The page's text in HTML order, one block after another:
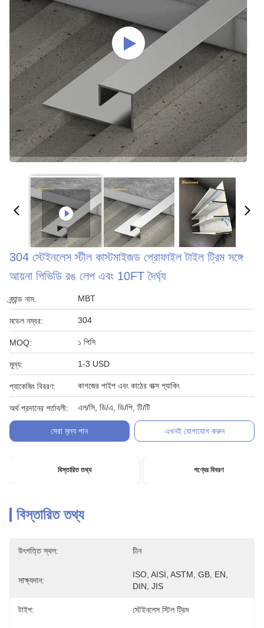
304 স্টেইনলেস স্টীল কাস্টমাইজড প্রোফাইল টাইল ট্রিম সঙ্গে
আয়না পিভিডি রঙ লেপ এবং 10FT দৈর্ঘ্য
ব্র্যান্ড নাম: MBT
মডেল নম্বর: 304
MOQ: ১ পিসি
মূল্য: 1-3 USD
প্যাকেজিং বিবরণ: কাগজের পাইপ এবং কাঠের বাক্স প্যাকিং
অর্থ প্রদানের শর্তাবলী: এল/সি, ডি/এ, ডি/পি, টি/টি
সেরা মূল্য পান এখনই যোগাযোগ করুন
বিস্তারিত তথ্য পণ্যের বিবরণ
বিস্তারিত তথ্য
উৎপত্তি স্থল: চীন
সাক্ষ্যদান:
ISO, AISI, ASTM, GB, EN,
DIN, JIS
টাইপ: স্টেইনলেস স্টিল ট্রিম